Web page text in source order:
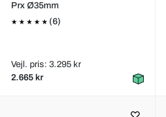
Prx Ø35mm
(6)
Vejl. pris: 3.295 kr
2.665 kr